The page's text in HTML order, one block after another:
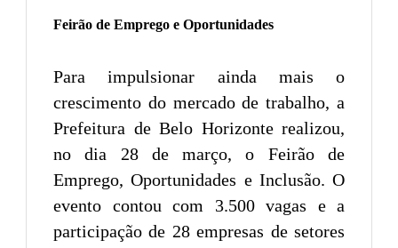
Feirão de Emprego e Oportunidades
Para impulsionar ainda mais o
crescimento do mercado de trabalho, a
Prefeitura de Belo Horizonte realizou,
no dia 28 de março, o Feirão de
Emprego, Oportunidades e Inclusão. O
evento contou com 3.500 vagas e a
participação de 28 empresas de setores